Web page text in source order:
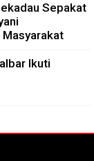
Sepakat
Masyarakat
Ikuti